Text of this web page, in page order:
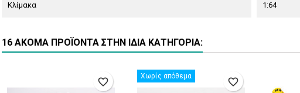
Κλίμακα 1:64
16 ΑΚΌΜΑ ΠΡΟΪΌΝΤΑ ΣΤΗΝ ΊΔΙΑ ΚΑΤΗΓΟΡΊΑ:
favorite_border Χωρίς απόθεμα favorite_border